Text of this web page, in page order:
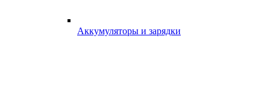
Аккумуляторы и зарядки